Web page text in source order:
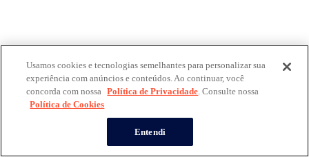
Usamos cookies e tecnologias semelhantes para personalizar sua
experiência com anúncios e conteúdos. Ao continuar, você
concorda com nossa Política de Privacidade. Consulte nossa
Política de Cookies
Entendi